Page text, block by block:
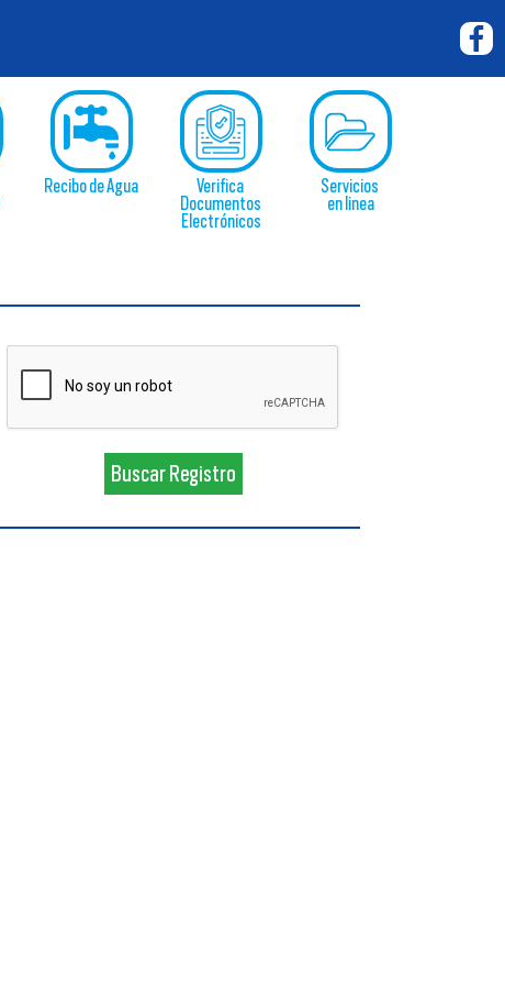
Recibo de Agua
Verifica
Documentos
Electrónicos
Servicios
en linea
Buscar Registro